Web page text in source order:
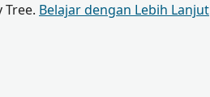
Belajar dengan Lebih Lanjut